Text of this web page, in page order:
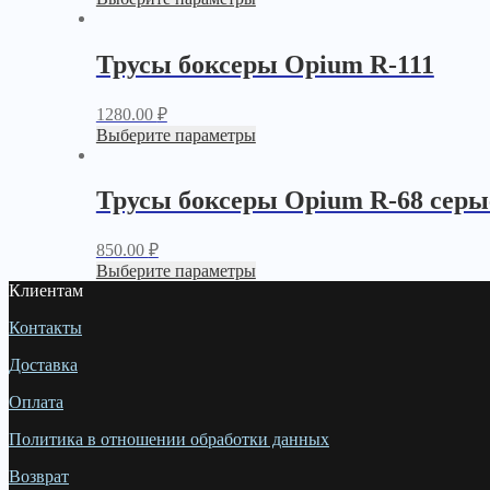
Трусы боксеры Opium R-111
1280.00 ₽
Выберите параметры
Трусы боксеры Opium R-68
850.00 ₽
Выберите параметры
Клиентам
Контакты
Доставка
Оплата
Политика в отношении обработки данных
Возврат